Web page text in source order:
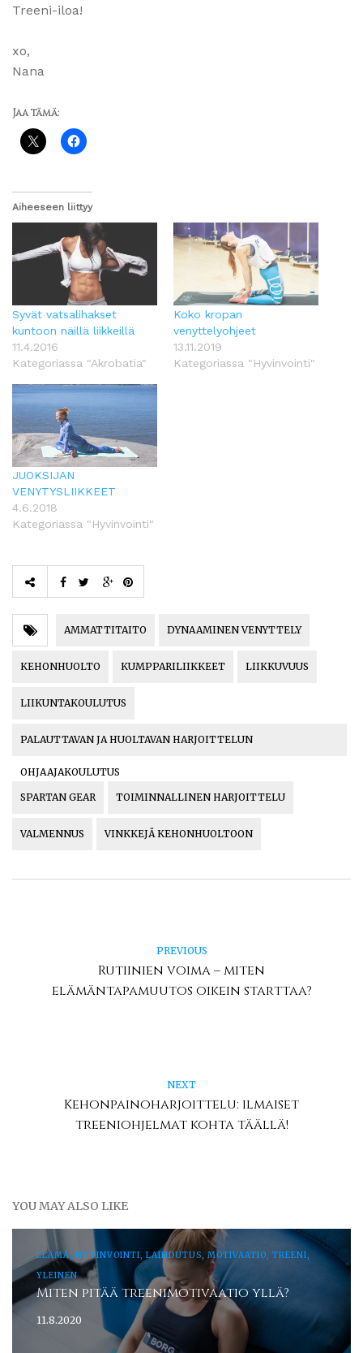
Treeni-iloa!
xo,
Nana
Jaa tämä:
Aiheeseen liittyy
Syvät vatsalihakset
kuntoon näillä liikkeillä
11.4.2016
Kategoriassa "Akrobatia"
Koko kropan
venyttelyohjeet
13.11.2019
Kategoriassa "Hyvinvointi"
JUOKSIJAN
VENYTYSLIIKKEET
4.6.2018
Kategoriassa "Hyvinvointi"
AMMATTITAITO DYNAAMINEN VENYTTELY
KEHONHUOLTO KUMPPARILIIKKEET LIIKKUVUUS
LIIKUNTAKOULUTUS
PALAUTTAVAN JA HUOLTAVAN HARJOITTELUN
OHJAAJAKOULUTUS
SPARTAN GEAR TOIMINNALLINEN HARJOITTELU
VALMENNUS VINKKEJÄ KEHONHUOLTOON
PREVIOUS
Rutiinien voima – miten
elämäntapamuutos oikein starttaa?
NEXT
Kehonpainoharjoittelu: ilmaiset
treeniohjelmat kohta täällä!
YOU MAY ALSO LIKE
ELÄMÄ, HYVINVOINTI, LAIHDUTUS, MOTIVAATIO, TREENI,
YLEINEN
Miten pitää treenimotivaatio yllä?
11.8.2020